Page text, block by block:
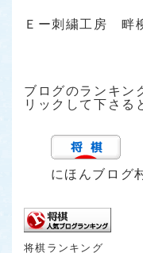
Ｅー刺繍工房 畔
ブログのランキン
リックして下さる
にほんブログ
将棋ランキング